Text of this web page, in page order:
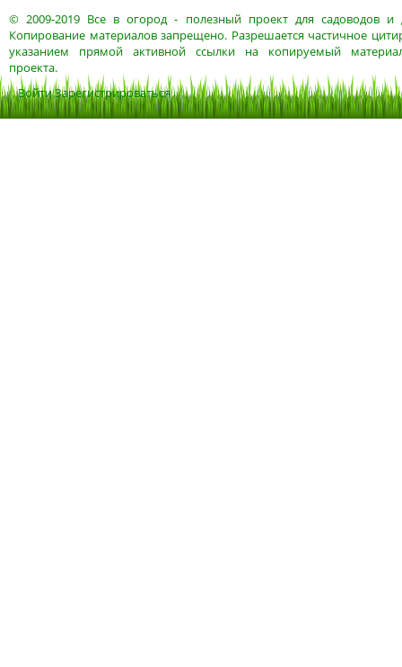
© 2009-2019 Все в огород- полезный проект для садоводов и
Копирование материалов запрещено. Разрешается частичное
указанием прямой активной ссылки на копируемый
проекта.
ВойтиЗарегистрироваться